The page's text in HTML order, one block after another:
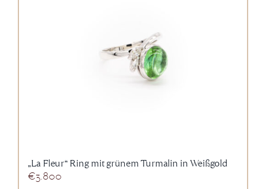
„La Fleur“ Ring mit grünem Turmalin in Weißgold
€3.800